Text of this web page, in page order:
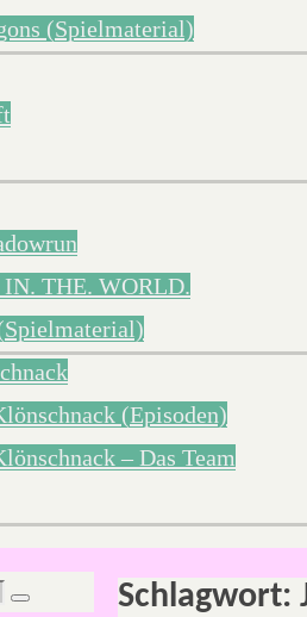
(Spielmaterial)
THE. WORLD.
(Episoden)
– Das Team
Schlagwort:
Suchen